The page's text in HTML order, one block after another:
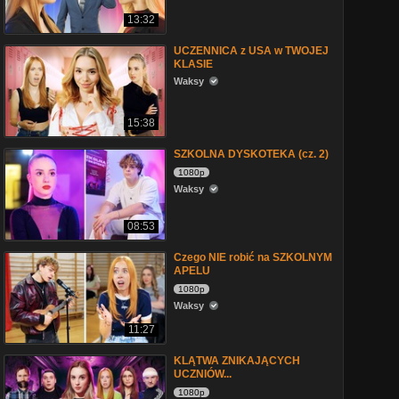
13:32
15:38
UCZENNICA z USA w TWOJEJ
KLASIE
Waksy
08:53
SZKOLNA DYSKOTEKA (cz. 2)
1080p
Waksy
11:27
Czego NIE robić na SZKOLNYM
APELU
1080p
Waksy
KLĄTWA ZNIKAJĄCYCH
UCZNIÓW...
1080p